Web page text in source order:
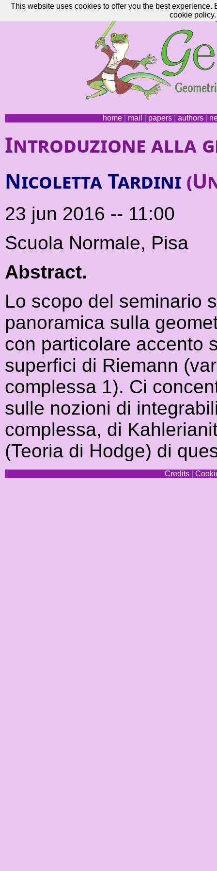
home| mail papers| authors|
Introduzione alla
Nicoletta Tardini
23 jun 2016 -- 11:00
Scuola Normale, Pisa
Abstract.
Lo scopo del seminario
panoramica sulla
con particolare accento
superfici di Riemann
complessa 1). Ci
sulle nozioni di
complessa, di
(Teoria di Hodge) di
Credits
This website uses cookies to offer you the best
cookie policy.